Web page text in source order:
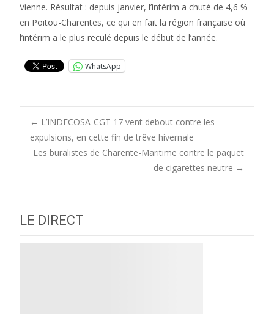
Vienne. Résultat : depuis janvier, l’intérim a chuté de 4,6 %
en Poitou-Charentes, ce qui en fait la région française où
l’intérim a le plus reculé depuis le début de l’année.
WhatsApp
Post
navigation
← L’INDECOSA-CGT 17 vent debout contre les
expulsions, en cette fin de trêve hivernale
Les buralistes de Charente-Maritime contre le paquet
de cigarettes neutre →
LE DIRECT